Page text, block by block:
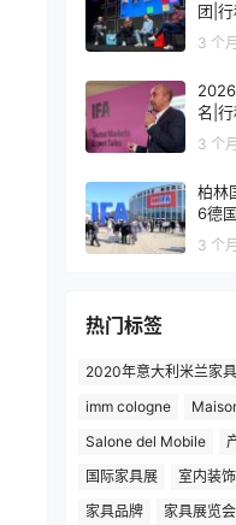
团|
8天
3 个
名|行
展观
3 个
柏林
6德
格_
3 个
热门标签
2020年意大利米兰家
imm cologne
Salone del Mobile
国际家具展
室内装饰
家具品牌
家具展览会